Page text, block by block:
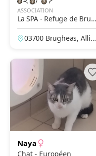
ASSOCIATION
La SPA - Refuge de Brug
heas – Vichy
03700 Brugheas, Allier,
Naya
Chat - Européen